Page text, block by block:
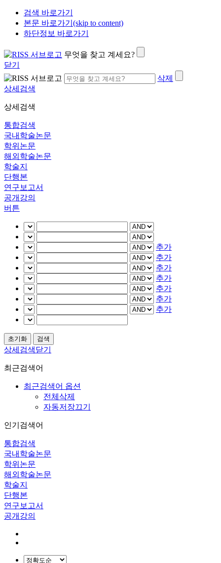
검색 바로가기
본문 바로가기(skip to content)
하단정보 바로가기
무엇을 찾고 계세요?
닫기
삭제
상세검색
상세검색
통합검색
국내학술논문
학위논문
해외학술논문
학술지
단행본
연구보고서
공개강의
버튼
추가
추가
추가
추가
추가
추가
추가
상세검색닫기
최근검색어
최근검색어 옵션
전체삭제
자동저장끄기
인기검색어
통합검색
국내학술논문
학위논문
해외학술논문
학술지
단행본
연구보고서
공개강의